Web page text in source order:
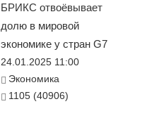
БРИКС отвоёвывает
долю в мировой
экономике у стран G7
24.01.2025 11:00
Экономика
1105 (40906)